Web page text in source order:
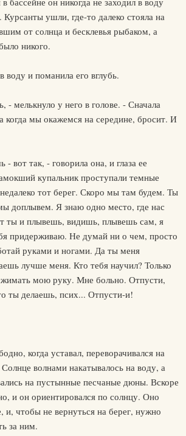
ушли, где-то далеко стояла на
от солнца и бесклевья рыбаком, а
никого.
воду и поманила его вглубь.
- мелькнуло у него в голове. - Сначала
когда мы окажемся на середине, бросит. И
вот так, - говорила она, и глаза ее
купальник проступали темные
тот берег. Скоро мы там будем. Ты
доплывем. Я знаю одно место, где нас
ты и плывешь, видишь, плывешь сам, я
придерживаю. Не думай ни о чем, просто
руками и ногами. Да ты меня
лучше меня. Кто тебя научил? Только
мою руку. Мне больно. Отпусти,
ты делаешь, псих... Отпусти-и!
когда уставал, переворачивался на
волнами накатывалось на воду, а
на пустынные песчаные дюны. Вскоре
и он ориентировался по солнцу. Оно
и, чтобы не вернуться на берег, нужно
за ним.